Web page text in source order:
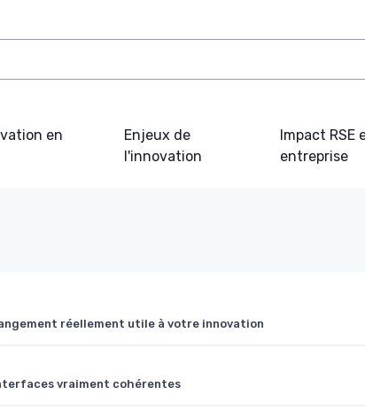
en
Enjeux de
l'innovation
Impact
entreprise
réellement utile à votre innovation
vraiment cohérentes